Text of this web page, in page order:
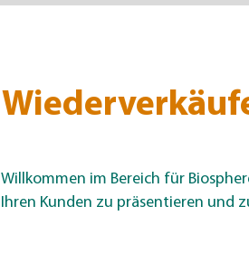
Willkommen im Bereich für
Ihren Kunden zu präsentieren und